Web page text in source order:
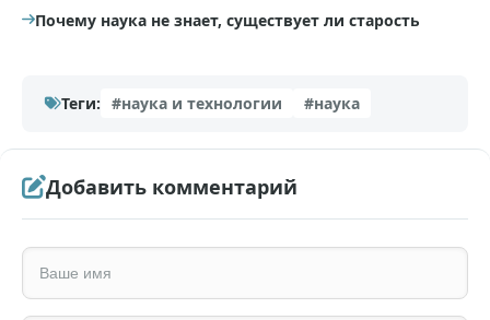
Почему наука не знает, существует ли старость
Теги: #наука и технологии #наука
Добавить комментарий